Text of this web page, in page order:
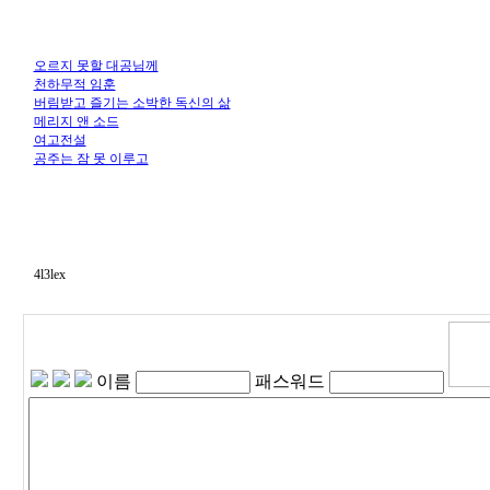
오르지 못할 대공님께
천하무적 임훈
버림받고 즐기는 소박한 독신의 삶
메리지 앤 소드
여고전설
공주는 잠 못 이루고
4l3lex
이름 패스워드